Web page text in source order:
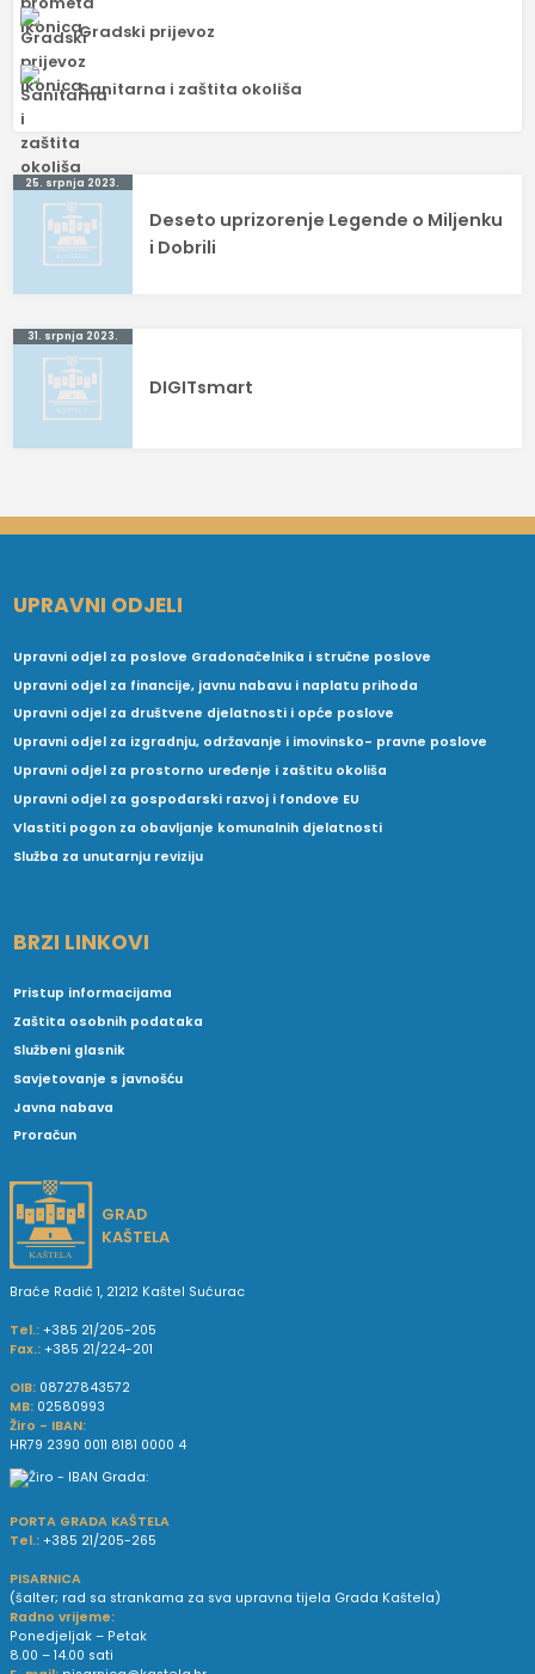
Gradski prijevoz
Sanitarna i zaštita okoliša
Navigacija
objava
25. srpnja 2023.
Deseto uprizorenje Legende o Miljenku
i Dobrili
31. srpnja 2023.
DIGITsmart
UPRAVNI ODJELI
Upravni odjel za poslove Gradonačelnika i stručne poslove
Upravni odjel za financije, javnu nabavu i naplatu prihoda
Upravni odjel za društvene djelatnosti i opće poslove
Upravni odjel za izgradnju, održavanje i imovinsko- pravne poslove
Upravni odjel za prostorno uređenje i zaštitu okoliša
Upravni odjel za gospodarski razvoj i fondove EU
Vlastiti pogon za obavljanje komunalnih djelatnosti
Služba za unutarnju reviziju
BRZI LINKOVI
Pristup informacijama
Zaštita osobnih podataka
Službeni glasnik
Savjetovanje s javnošću
Javna nabava
Proračun
GRAD
KAŠTELA
Braće Radić 1, 21212 Kaštel Sućurac
Tel.: +385 21/205-205
Fax.: +385 21/224-201
OIB: 08727843572
MB: 02580993
Žiro - IBAN:
HR79 2390 0011 8181 0000 4
PORTA GRADA KAŠTELA
Tel.: +385 21/205-265
PISARNICA
(šalter; rad sa strankama za sva upravna tijela Grada Kaštela)
Radno vrijeme:
Ponedjeljak – Petak
8.00 – 14.00 sati